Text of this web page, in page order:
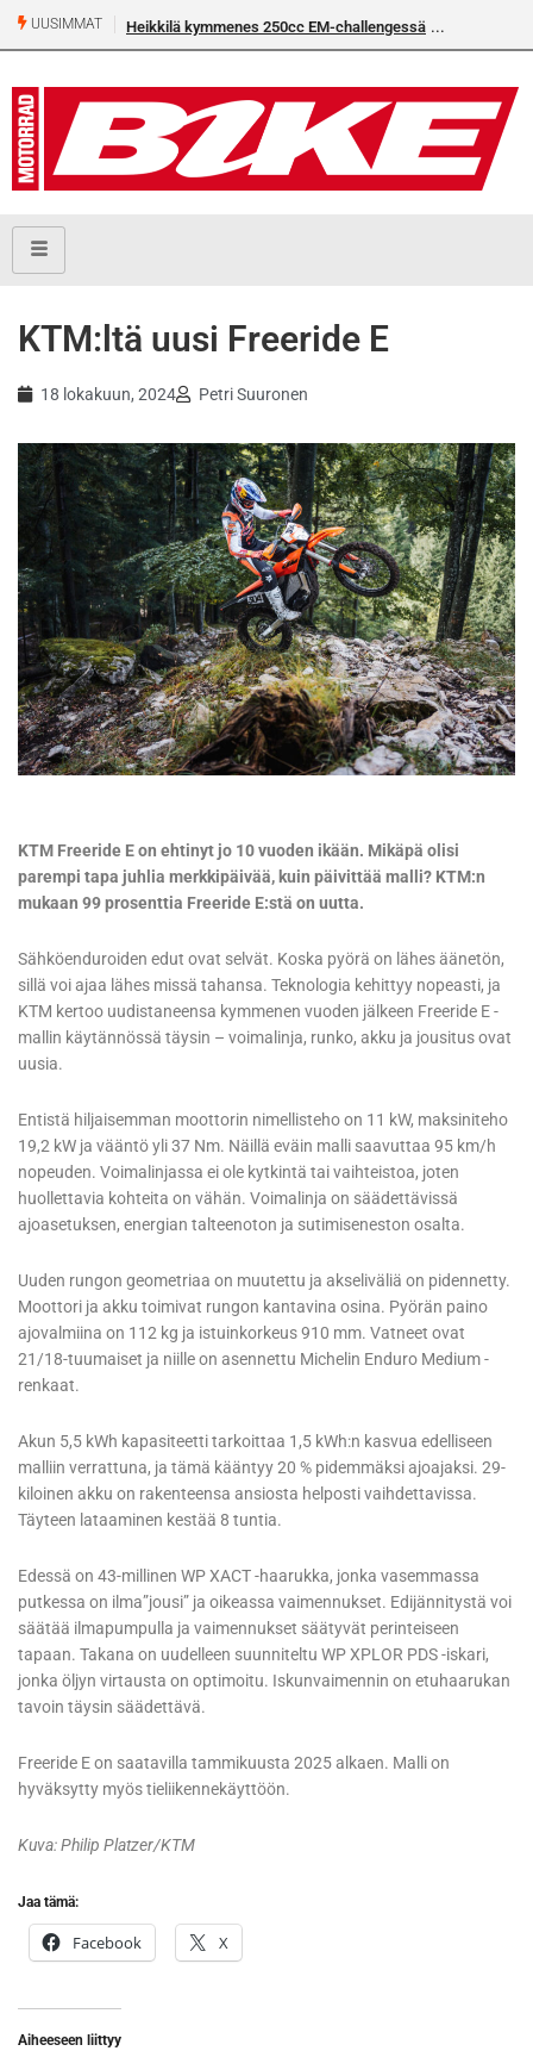
UUSIMMAT Heikkilä kymmenes 250cc EM-challengessä
KTM:ltä uusi Freeride E
18 lokakuun, 2024 Petri Suuronen
KTM Freeride E on ehtinyt jo 10 vuoden ikään. Mikäpä olisi
parempi tapa juhlia merkkipäivää, kuin päivittää malli? KTM:n
mukaan 99 prosenttia Freeride E:stä on uutta.
Sähköenduroiden edut ovat selvät. Koska pyörä on lähes äänetön,
sillä voi ajaa lähes missä tahansa. Teknologia kehittyy nopeasti, ja
KTM kertoo uudistaneensa kymmenen vuoden jälkeen Freeride E -
mallin käytännössä täysin – voimalinja, runko, akku ja jousitus ovat
uusia.
Entistä hiljaisemman moottorin nimellisteho on 11 kW, maksiniteho
19,2 kW ja vääntö yli 37 Nm. Näillä eväin malli saavuttaa 95 km/h
nopeuden. Voimalinjassa ei ole kytkintä tai vaihteistoa, joten
huollettavia kohteita on vähän. Voimalinja on säädettävissä
ajoasetuksen, energian talteenoton ja sutimiseneston osalta.
Uuden rungon geometriaa on muutettu ja akseliväliä on pidennetty.
Moottori ja akku toimivat rungon kantavina osina. Pyörän paino
ajovalmiina on 112 kg ja istuinkorkeus 910 mm. Vatneet ovat
21/18-tuumaiset ja niille on asennettu Michelin Enduro Medium -
renkaat.
Akun 5,5 kWh kapasiteetti tarkoittaa 1,5 kWh:n kasvua edelliseen
malliin verrattuna, ja tämä kääntyy 20 % pidemmäksi ajoajaksi. 29-
kiloinen akku on rakenteensa ansiosta helposti vaihdettavissa.
Täyteen lataaminen kestää 8 tuntia.
Edessä on 43-millinen WP XACT -haarukka, jonka vasemmassa
putkessa on ilma”jousi” ja oikeassa vaimennukset. Edijännitystä voi
säätää ilmapumpulla ja vaimennukset säätyvät perinteiseen
tapaan. Takana on uudelleen suunniteltu WP XPLOR PDS -iskari,
jonka öljyn virtausta on optimoitu. Iskunvaimennin on etuhaarukan
tavoin täysin säädettävä.
Freeride E on saatavilla tammikuusta 2025 alkaen. Malli on
hyväksytty myös tieliikennekäyttöön.
Kuva: Philip Platzer/KTM
Jaa tämä:
Facebook X
Aiheeseen liittyy